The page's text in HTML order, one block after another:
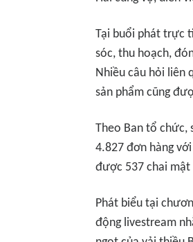
Tại buổi phát trực
sóc, thu hoạch,
Nhiều câu hỏi liên
sản phẩm cũng
Theo Ban tổ chức,
4.827 đơn hàng
được 537 chai mật
Phát biểu tại
động livestream